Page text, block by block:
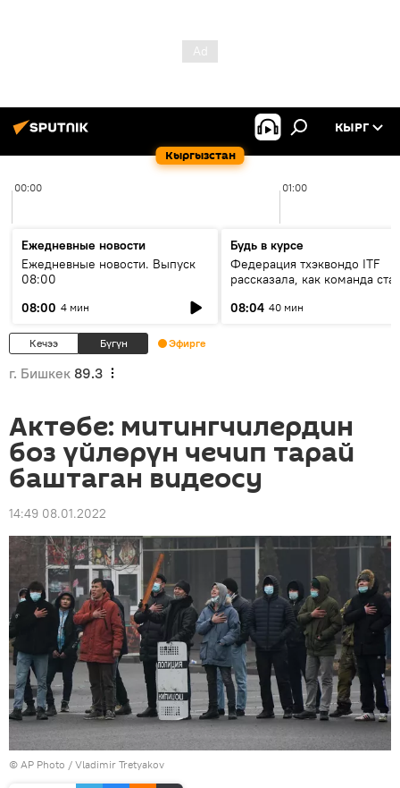
Кыргызстан
КЫРГ
00:00 01:00
Ежедневные новости
Ежедневные новости. Выпуск
08:00
08:00 4 мин
Будь в курсе
Федерация тхэквондо ITF
рассказала, как команда
08:04 40 мин
Кечээ Бүгүн Эфирге
г. Бишкек 89.3
Актөбе: митингчилердин
боз үйлөрүн чечип тарай
баштаган видеосу
14:49 08.01.2022
© AP Photo / Vladimir Tretyakov